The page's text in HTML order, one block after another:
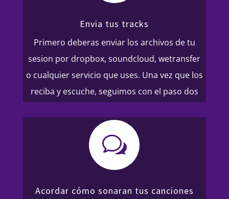
Envia tus tracks
Primero deberas enviar los archivos de tu
sesion por dropbox, soundcloud, wetransfer
o cualquier servicio que uses. Una vez que los
reciba y escuche, seguimos con el paso dos
w
Acordar cómo sonaran tus canciones